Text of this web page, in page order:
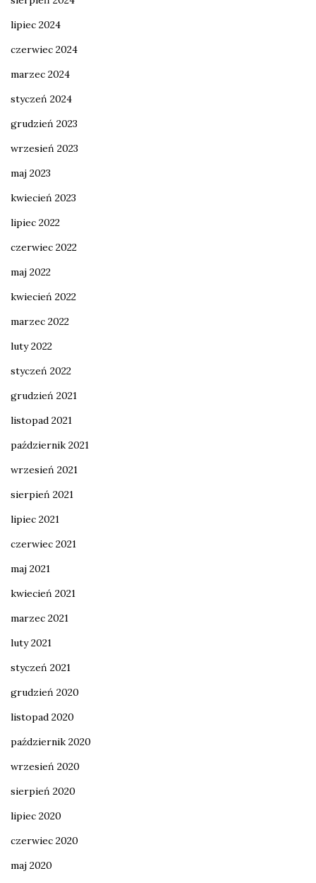
lipiec 2024
czerwiec 2024
marzec 2024
styczeń 2024
grudzień 2023
wrzesień 2023
maj 2023
kwiecień 2023
lipiec 2022
czerwiec 2022
maj 2022
kwiecień 2022
marzec 2022
luty 2022
styczeń 2022
grudzień 2021
listopad 2021
październik 2021
wrzesień 2021
sierpień 2021
lipiec 2021
czerwiec 2021
maj 2021
kwiecień 2021
marzec 2021
luty 2021
styczeń 2021
grudzień 2020
listopad 2020
październik 2020
wrzesień 2020
sierpień 2020
lipiec 2020
czerwiec 2020
maj 2020